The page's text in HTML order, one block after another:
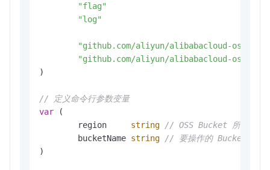
"flag"
"log"
"github.com/aliyun/alibabacloud-oss-go-
"github.com/aliyun/alibabacloud-oss-
)
// 定义命令行参数变量
var (
	region
string
// OSS Bucket 所在区域
	bucketName
string
// 要操作的 Bucket 名称
)